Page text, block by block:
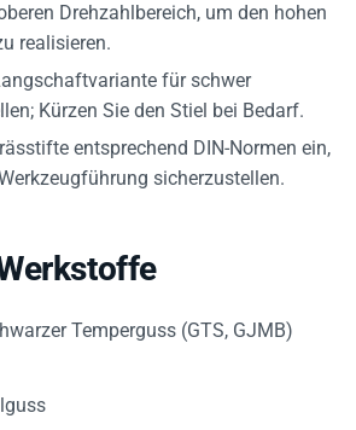
Drehzahlbereich, um den hohen
realisieren.
für schwer
Kürzen Sie den Stiel bei Bedarf.
entsprechend DIN-Normen ein,
sicherzustellen.
Temperguss (GTS, GJMB)